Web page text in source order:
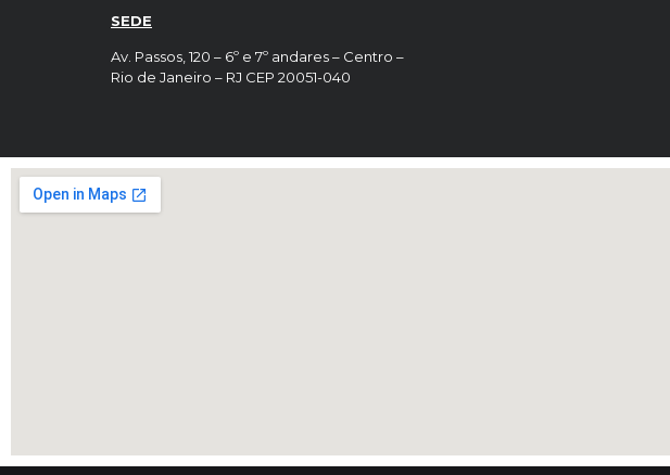
SEDE
Av. Passos, 120 – 6º e 7º andares – Centro –
Rio de Janeiro – RJ CEP 20051-040